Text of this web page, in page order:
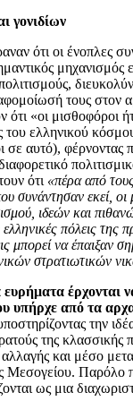
γονιδίων
ότι οι ένοπλες
μηχανισμός
τους στον
ότι «οι μισθοφόροι
του ελληνικού
σε αυτό),
ότι «πέρα από
συνάντησαν εκεί,
ιδεών και
πόλεις της
μπορεί να έπαιξαν
στρατιωτικών
ευρήματα έρχονται
υπήρχε από τα
την
της κλασσικής
αλλαγής και μέσο
Μεσογείου. Παρόλο
ως μια